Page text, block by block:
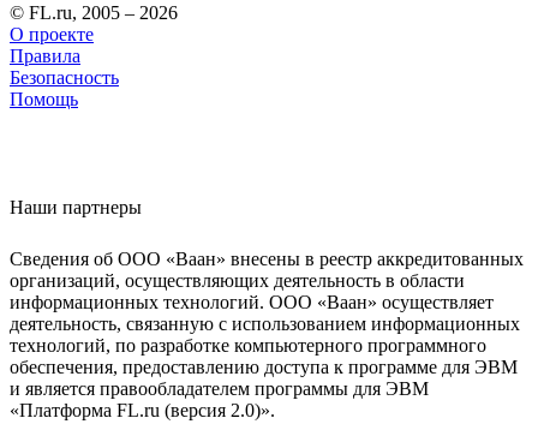
© FL.ru, 2005 – 2026
О проекте
Правила
Безопасность
Помощь
Наши партнеры
Сведения об ООО «Ваан» внесены в реестр аккредитованных
организаций, осуществляющих деятельность в области
информационных технологий. ООО «Ваан» осуществляет
деятельность, связанную с использованием информационных
технологий, по разработке компьютерного программного
обеспечения, предоставлению доступа к программе для ЭВМ
и является правообладателем программы для ЭВМ
«Платформа FL.ru (версия 2.0)».